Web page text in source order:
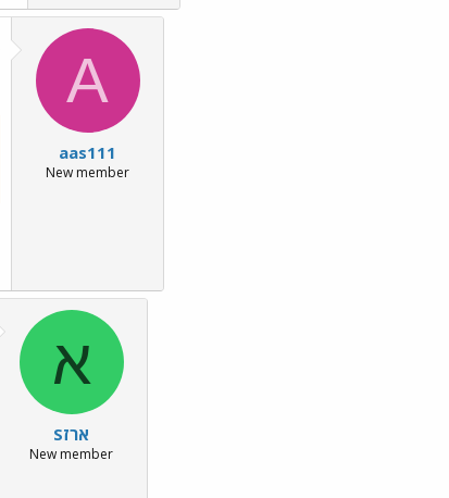
A
aas111
New member
א
ארזS
New member